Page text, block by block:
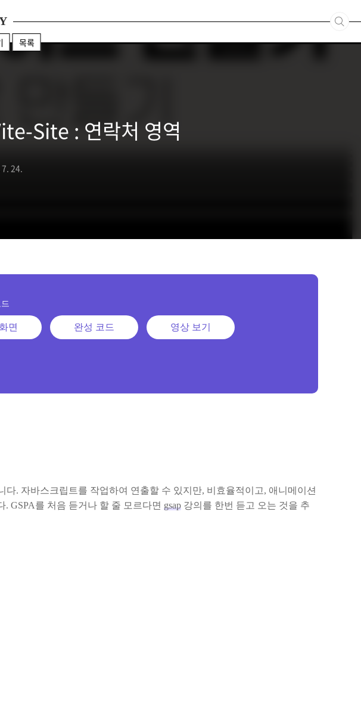
목록
Site : 연락처 영역
24.
면 완성 코드 영상 보기
. 자바스크립트를 작업하여 연출할 수 있지만, 비효율적이고, 애니메이션
GSPA를 처음 듣거나 할 줄 모르다면 gsap 강의를 한번 듣고 오는 것을 추